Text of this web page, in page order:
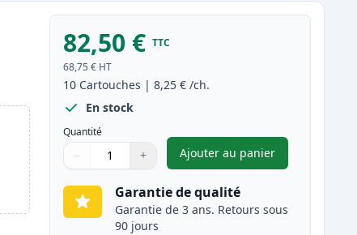
82,50 € TTC
68,75 € HT
10 Cartouches |8,25 € /ch.
En stock
Quantité
Quantité
Utilisez les boutons pour ajuster
− +
Quantité
Ajouter au panier
,Pack de 10 Brother
Garantie de qualité
Garantie de 3 ans. Retours sous
90 jours